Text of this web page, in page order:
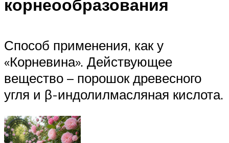
корнеообразования
Способ применения, как у
«Корневина». Действующее
вещество – порошок древесного
угля и β-индолилмасляная кислота.